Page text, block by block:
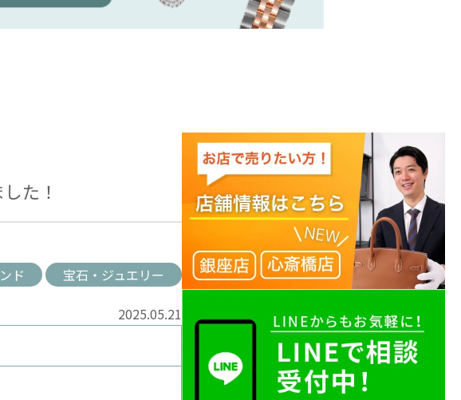
た！
ド 宝石・ジュエリー
2025.05.21